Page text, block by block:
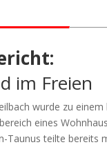
im Freien
wurde zu einem
eines
Taunus teilte bereits